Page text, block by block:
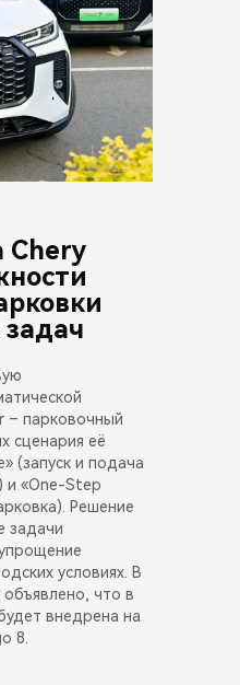
Chery
– парковочный
сценария её
(запуск и подача
и «One-Step
Решение
задачи
условиях. В
что в
внедрена на
8.